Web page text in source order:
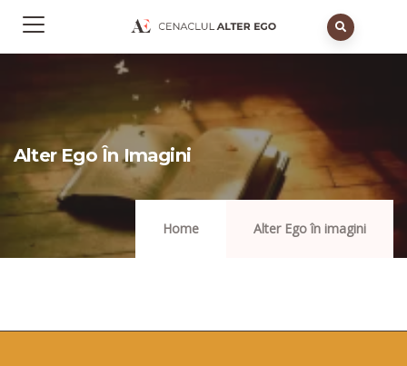
Alter Ego În Imagini
Home Alter Ego în imagini